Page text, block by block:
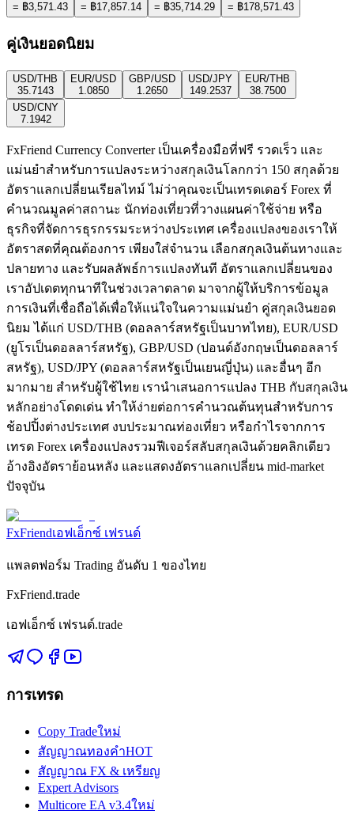
= ฿3,571.43
= ฿17,857.14
= ฿35,714.29
= ฿178,571.43
คู่เงินยอดนิยม
USD/THB
35.7143
EUR/USD
1.0850
GBP/USD
1.2650
USD/JPY
149.2537
EUR/THB
38.7500
USD/CNY
7.1942
FxFriend Currency Converter เป็นเครื่องมือที่ฟรี รวดเร็ว และ
แม่นยำสำหรับการแปลงระหว่างสกุลเงินโลกกว่า 150 สกุลด้วย
อัตราแลกเปลี่ยนเรียลไทม์ ไม่ว่าคุณจะเป็นเทรดเดอร์ Forex ที่
คำนวณมูลค่าสถานะ นักท่องเที่ยวที่วางแผนค่าใช้จ่าย หรือ
ธุรกิจที่จัดการธุรกรรมระหว่างประเทศ เครื่องแปลงของเราให้
อัตราสดที่คุณต้องการ เพียงใส่จำนวน เลือกสกุลเงินต้นทางและ
ปลายทาง และรับผลลัพธ์การแปลงทันที อัตราแลกเปลี่ยนของ
เราอัปเดตทุกนาทีในช่วงเวลาตลาด มาจากผู้ให้บริการข้อมูล
การเงินที่เชื่อถือได้เพื่อให้แน่ใจในความแม่นยำ คู่สกุลเงินยอด
นิยม ได้แก่ USD/THB (ดอลลาร์สหรัฐเป็นบาทไทย), EUR/USD
(ยูโรเป็นดอลลาร์สหรัฐ), GBP/USD (ปอนด์อังกฤษเป็นดอลลาร์
สหรัฐ), USD/JPY (ดอลลาร์สหรัฐเป็นเยนญี่ปุ่น) และอื่นๆ อีก
มากมาย สำหรับผู้ใช้ไทย เรานำเสนอการแปลง THB กับสกุลเงิน
หลักอย่างโดดเด่น ทำให้ง่ายต่อการคำนวณต้นทุนสำหรับการ
ช้อปปิ้งต่างประเทศ งบประมาณท่องเที่ยว หรือกำไรจากการ
เทรด Forex เครื่องแปลงรวมฟีเจอร์สลับสกุลเงินด้วยคลิกเดียว
อ้างอิงอัตราย้อนหลัง และแสดงอัตราแลกเปลี่ยน mid-market
ปัจจุบัน
FxFriendเอฟเอ็กซ์ เฟรนด์
แพลตฟอร์ม Trading อันดับ 1 ของไทย
FxFriend.trade
เอฟเอ็กซ์ เฟรนด์.trade
การเทรด
Copy Tradeใหม่
สัญญาณทองคำHOT
สัญญาณ FX & เหรียญ
Expert Advisors
Multicore EA v3.4ใหม่